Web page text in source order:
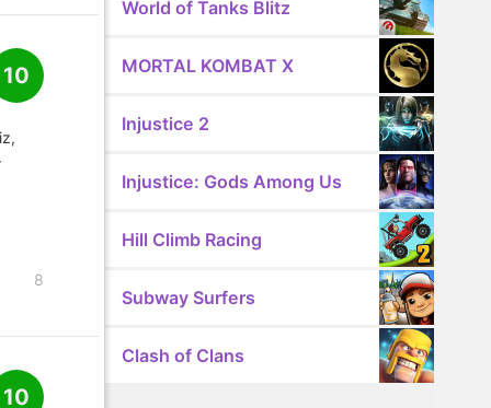
10
8
10
World of Tanks Blitz
MORTAL KOMBAT X
Injustice 2
Injustice: Gods Among Us
Hill Climb Racing
Subway Surfers
Clash of Clans